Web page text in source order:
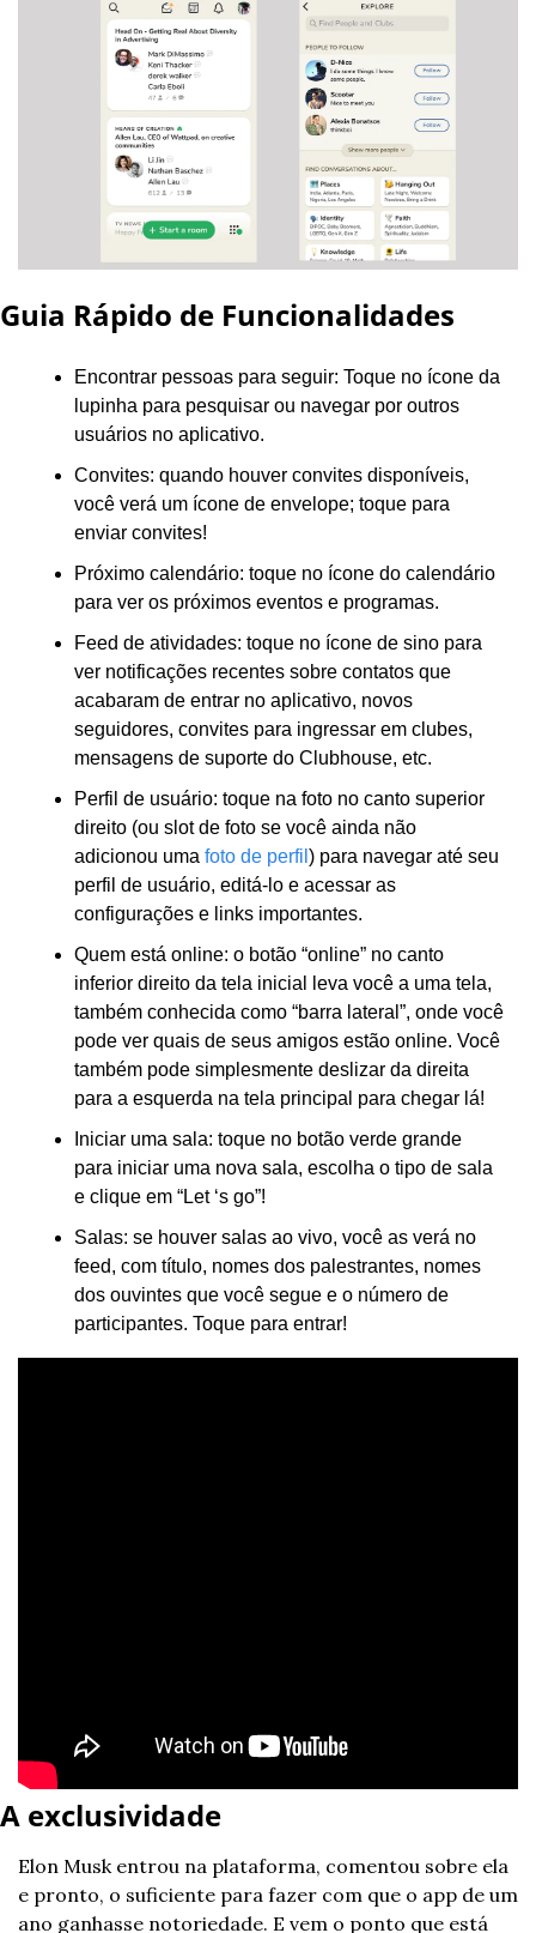
Guia Rápido de Funcionalidades
Encontrar pessoas para seguir: Toque no ícone da
lupinha para pesquisar ou navegar por outros
usuários no aplicativo.
Convites: quando houver convites disponíveis,
você verá um ícone de envelope; toque para
enviar convites!
Próximo calendário: toque no ícone do calendário
para ver os próximos eventos e programas.
Feed de atividades: toque no ícone de sino para
ver notificações recentes sobre contatos que
acabaram de entrar no aplicativo, novos
seguidores, convites para ingressar em clubes,
mensagens de suporte do Clubhouse, etc.
Perfil de usuário: toque na foto no canto superior
direito (ou slot de foto se você ainda não
adicionou uma foto de perfil ) para navegar até seu
perfil de usuário, editá-lo e acessar as
configurações e links importantes.
Quem está online: o botão “online” no canto
inferior direito da tela inicial leva você a uma tela,
também conhecida como “barra lateral”, onde você
pode ver quais de seus amigos estão online. Você
também pode simplesmente deslizar da direita
para a esquerda na tela principal para chegar lá!
Iniciar uma sala: toque no botão verde grande
para iniciar uma nova sala, escolha o tipo de sala
e clique em “Let ‘s go”!
Salas: se houver salas ao vivo, você as verá no
feed, com título, nomes dos palestrantes, nomes
dos ouvintes que você segue e o número de
participantes. Toque para entrar!
A exclusividade
Elon Musk entrou na plataforma, comentou sobre ela
e pronto, o suficiente para fazer com que o app de um
ano ganhasse notoriedade. E vem o ponto que está